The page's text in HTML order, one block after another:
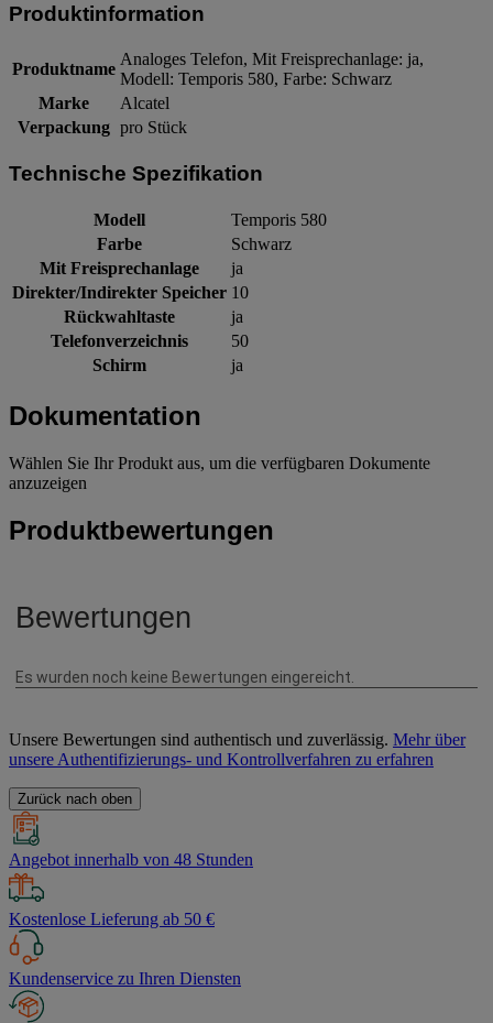
Produktinformation
Produktname
Analoges Telefon, Mit Freisprechanlage: ja,
Modell: Temporis 580, Farbe: Schwarz
Marke
Alcatel
Verpackung pro Stück
Technische Spezifikation
Modell
Temporis 580
Farbe
Schwarz
Mit Freisprechanlage
ja
Direkter/Indirekter Speicher 10
Rückwahltaste
ja
Telefonverzeichnis
50
Schirm
ja
Dokumentation
Wählen Sie Ihr Produkt aus, um die verfügbaren Dokumente
anzuzeigen
Produktbewertungen
Unsere Bewertungen sind authentisch und zuverlässig. Mehr über
unsere Authentifizierungs- und Kontrollverfahren zu erfahren
Zurück nach oben
Angebot innerhalb von 48 Stunden
Kostenlose Lieferung ab 50 €
Kundenservice zu Ihren Diensten